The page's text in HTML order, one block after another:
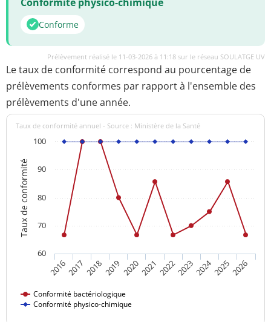
Conforme
Prélèvement réalisé le 11-03-2026 à 11:18 sur le réseau SOULATGE UV
Le taux de conformité correspond au pourcentage de
prélèvements conformes par rapport à l'ensemble des
prélèvements d'une année.
Taux de conformité
Taux de conformité annuel - Source : Ministère de la Santé
Conformité bactériologique
Conformité physico-chimique
20162017 201820192020202120222023202420252026
60
70
80
90
100